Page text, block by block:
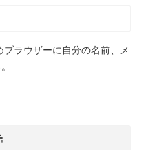
ラウザーに自分の名前、メ